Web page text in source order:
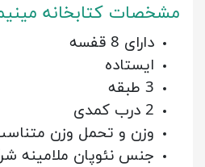
مشخصات کتابخانه
دارای 8 قفسه
ایستاده
3 طبقه
2 درب کمدی
وزن و تحمل وزن متناسب
جنس نئوپان ملامینه